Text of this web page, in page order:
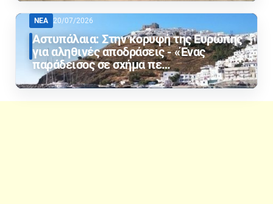
ΝΕΑ 20/07/2026
Αστυπάλαια: Στην κορυφή της Ευρώπης
για αληθινές αποδράσεις - «Ένας
παράδεισος σε σχήμα πε…